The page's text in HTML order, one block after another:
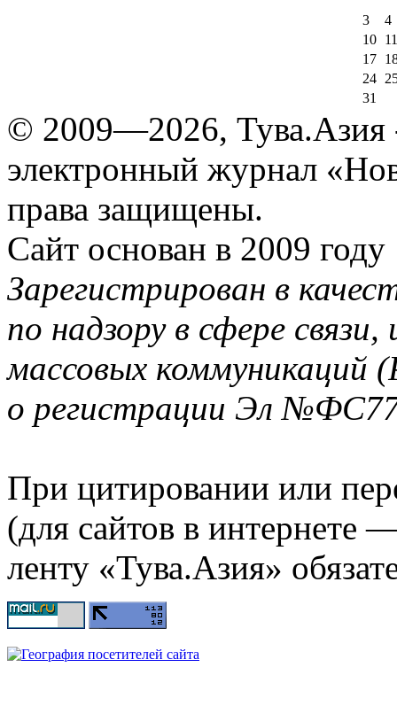
3
4
10
11
17
24
31
© 2009—2026, Тува.Азия
электронный журнал
права защищены.
Сайт основан в 2009 году
Зарегистрирован в
по надзору в сфере
массовых коммуникаций
о регистрации Эл
При цитировании или
(для сайтов в интернете
ленту «Тува.Азия»